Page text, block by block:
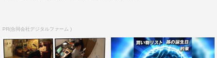
PR(合同会社デジタルファーム )